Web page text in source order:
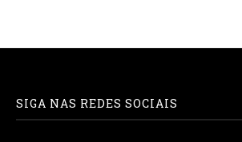
SIGA NAS REDES SOCIAIS